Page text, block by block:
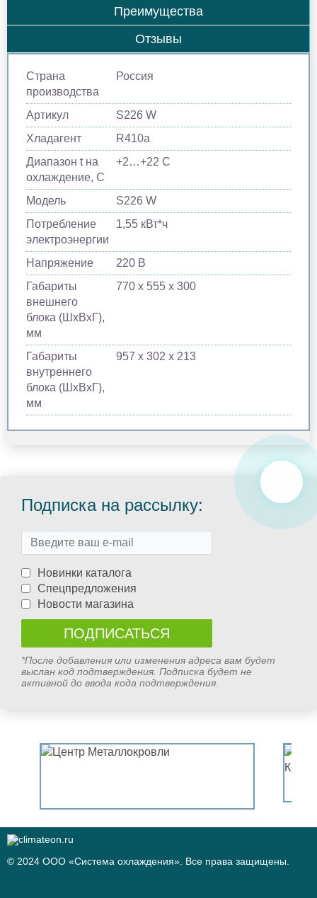
Преимущества
Отзывы
Страна
производства
Россия
Артикул
S226 W
Хладагент
R410a
Диапазон t на
охлаждение, С
+2…+22 C
Модель
S226 W
Потребление
электроэнергии
1,55 кВт*ч
Напряжение
220 В
Габариты
внешнего
блока (ШхВхГ),
мм
770 х 555 х 300
Габариты
внутреннего
блока (ШхВхГ),
мм
957 х 302 х 213
Подписка на рассылку:
Новинки каталога
Спецпредложения
Новости магазина
*После добавления или изменения адреса вам будет
выслан код подтверждения. Подписка будет не
активной до ввода кода подтверждения.
© 2024 ООО «Система охлаждения». Все права защищены.